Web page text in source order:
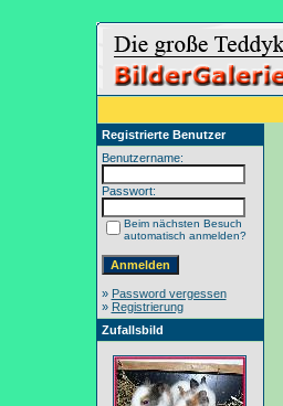
Registrierte Benutzer
Benutzername:
Passwort:
Beim nächsten Besuch
automatisch anmelden?
» Password vergessen
» Registrierung
Zufallsbild